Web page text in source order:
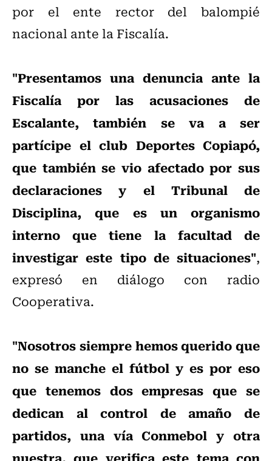
por el ente rector del balompié
nacional ante la Fiscalía.
"Presentamos una denuncia ante la
Fiscalía por las acusaciones de
Escalante, también se va a ser
partícipe el club Deportes Copiapó,
que también se vio afectado por sus
declaraciones y el Tribunal de
Disciplina, que es un organismo
interno que tiene la facultad de
investigar este tipo de situaciones",
expresó en diálogo con radio
Cooperativa.
"Nosotros siempre hemos querido que
no se manche el fútbol y es por eso
que tenemos dos empresas que se
dedican al control de amaño de
partidos, una vía Conmebol y otra